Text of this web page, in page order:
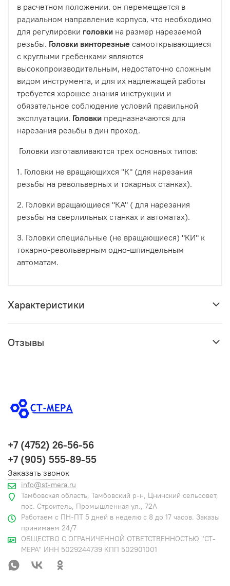
в расчетном положении. он перемещается в
радиальном направление корпуса, что необходимо
для регулировки головки на размер нарезаемой
резьбы. Головки винторезные самооткрывающиеся
с круглыми гребенками являются
высокопроизводительным, недостаточно сложным
видом инструмента, и для их надлежащей работы
требуется хорошее знания инструкции и
обязательное соблюдение условий правильной
эксплуатации. Головки предназначаются для
нарезания резьбы в дин проход.
Головки изготавливаются трех основных типов:
1. Головки не вращающихся "К" (для нарезания
резьбы на револьверных и токарных станках).
2. Головки вращающиеся "КА" ( для нарезания
резьбы на сверлильных станках и автоматах).
3. Головки специальные (не вращающиеся) "КИ" к
токарно-револьверным одно-шпиндельным
автоматам.
Характеристики
Отзывы
+7 (4752) 26-56-56
+7 (905) 555-89-55
Заказать звонок
info@st-mera.ru
Тамбовская область, Тамбовский р-н, Цнинский сельсовет,
пос. Строитель, Промышленная ул., 72А
Работаем с ПН-ПТ 5 дней в неделю с 8 до 17 часов. Заказы
принимаем 24/7
ОБЩЕСТВО С ОГРАНИЧЕННОЙ ОТВЕТСТВЕННОСТЬЮ "СТ-
МЕРА" ИНН 5029244739 КПП 502901001